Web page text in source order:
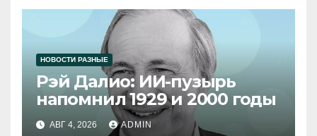
НОВОСТИ РАЗНЫЕ
Рэй Далио: ИИ-пузырь
напомнил 1929 и 2000 годы
АВГ 4, 2026 ADMIN